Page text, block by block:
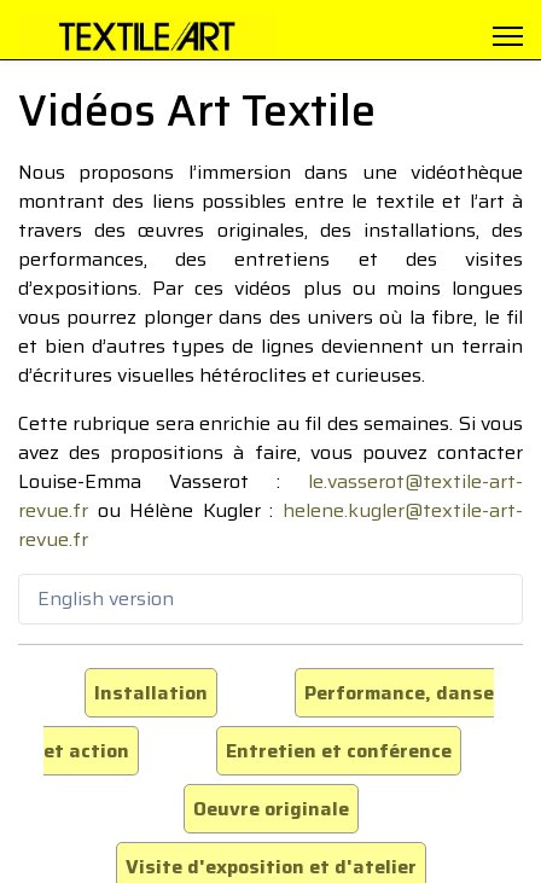
Vidéos Art Textile
Nous proposons l’immersion dans une vidéothèque
montrant des liens possibles entre le textile et l’art à
travers des œuvres originales, des installations, des
performances, des entretiens et des visites
d’expositions. Par ces vidéos plus ou moins longues
vous pourrez plonger dans des univers où la fibre, le fil
et bien d’autres types de lignes deviennent un terrain
d’écritures visuelles hétéroclites et curieuses.
Cette rubrique sera enrichie au fil des semaines. Si vous
avez des propositions à faire, vous pouvez contacter
Louise-Emma Vasserot : le.vasserot@textile-art-
revue.fr ou Hélène Kugler : helene.kugler@textile-art-
revue.fr
English version
Installation
Performance, danse
et action
Entretien et conférence
Oeuvre originale
Visite d'exposition et d'atelier